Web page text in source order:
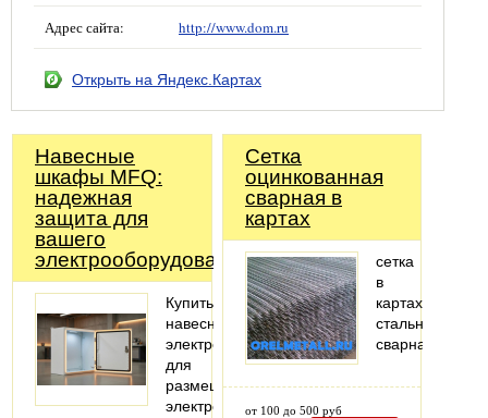
Адрес сайта: http://www.dom.ru
Открыть на Яндекс.Картах
Навесные
шкафы MFQ:
надежная
защита для
вашего
электрооборудования
Купить
навесной
электрошкаф
для
размещения
электрооборудования
Сетка
оцинкованная
сварная в
картах
сетка
в
картах
стальная
сварная
от 100 до 500 руб